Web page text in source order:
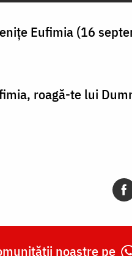
Eufimia (16
roagă-te lui
noastre pe